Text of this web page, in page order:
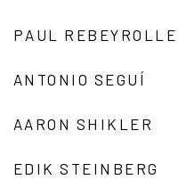
PAUL REBEYROLLE
ANTONIO SEGUÍ
AARON SHIKLER
EDIK STEINBERG